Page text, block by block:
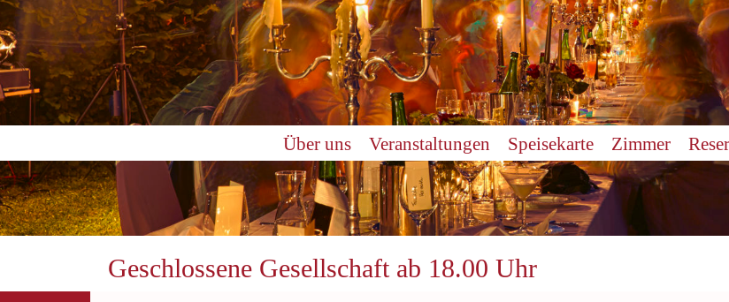
Über uns Veranstaltungen Speisekarte Zimmer
Geschlossene Gesellschaft ab 18.00 Uhr